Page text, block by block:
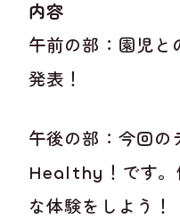
内容
午前の部：園児と
発表！
午後の部：今回の
Healthy！です。
な体験をしよう！